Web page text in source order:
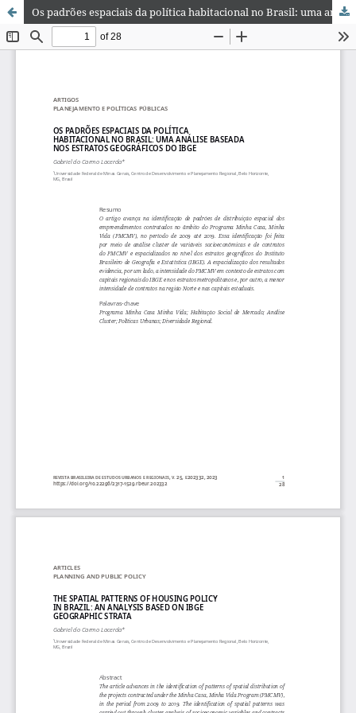
Os padrões espaciais da política habitacional no Brasil: uma análise baseada nos estratos geográficos do IBGE